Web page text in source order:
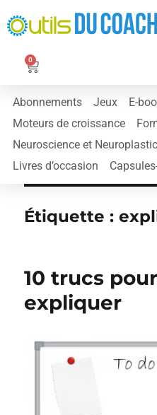
0
Abonnements Jeux E-
Moteurs de croissance
Neuroscience et
Livres d’occasion
Étiquette :
10 trucs
expliquer